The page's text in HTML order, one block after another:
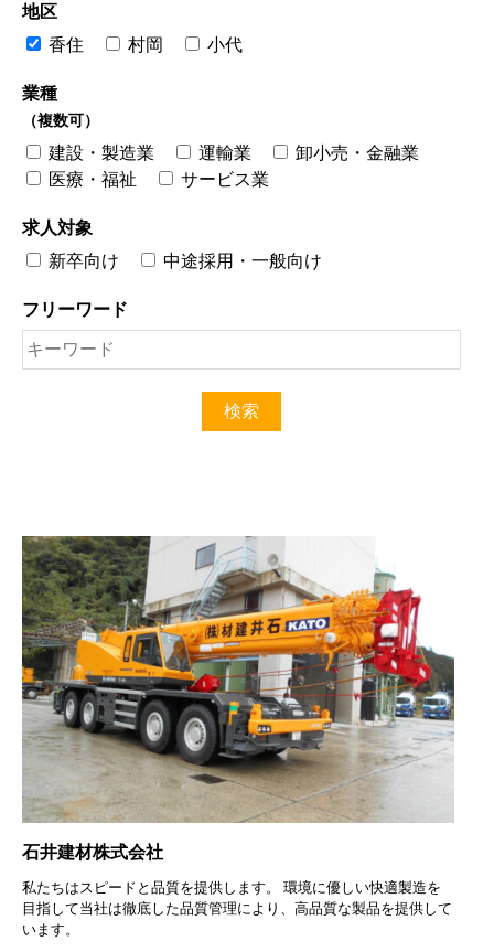
地区
香住
村岡 小代
業種
（複数可）
建設・製造業 運輸業
卸小売・金融業
医療・福祉
サービス業
求人対象
新卒向け
中途採用・一般向け
フリーワード
石井建材株式会社
私たちはスピードと品質を提供します。 環境に優しい快適製造を
目指して当社は徹底した品質管理により、高品質な製品を提供して
います。